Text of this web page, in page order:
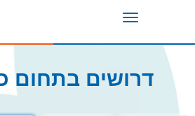
Toggle
דרושים בתחום